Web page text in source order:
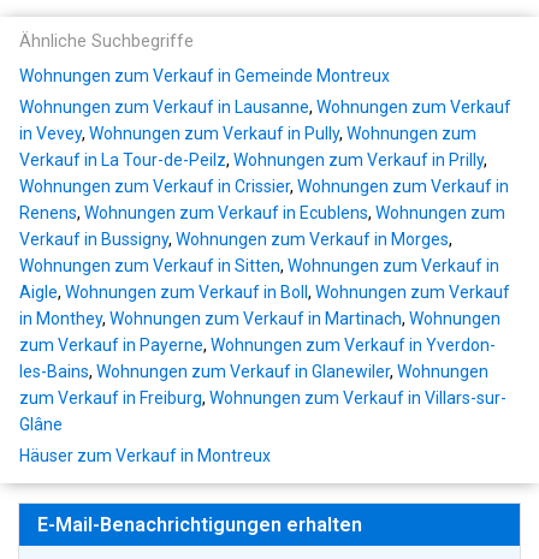
Ähnliche Suchbegriffe
Wohnungen zum Verkauf in Gemeinde Montreux
Wohnungen zum Verkauf in Lausanne, Wohnungen zum Verkauf
in Vevey, Wohnungen zum Verkauf in Pully, Wohnungen zum
Verkauf in La Tour-de-Peilz, Wohnungen zum Verkauf in Prilly,
Wohnungen zum Verkauf in Crissier, Wohnungen zum Verkauf in
Renens, Wohnungen zum Verkauf in Ecublens, Wohnungen zum
Verkauf in Bussigny, Wohnungen zum Verkauf in Morges,
Wohnungen zum Verkauf in Sitten, Wohnungen zum Verkauf in
Aigle, Wohnungen zum Verkauf in Boll , Wohnungen zum Verkauf
in Monthey, Wohnungen zum Verkauf in Martinach, Wohnungen
zum Verkauf in Payerne, Wohnungen zum Verkauf in Yverdon-
les-Bains, Wohnungen zum Verkauf in Glanewiler, Wohnungen
zum Verkauf in Freiburg, Wohnungen zum Verkauf in Villars-sur-
Glâne
Häuser zum Verkauf in Montreux
E-Mail-Benachrichtigungen erhalten